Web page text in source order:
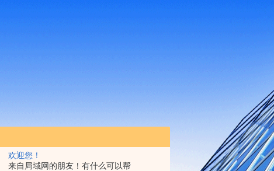
欢迎您！
来自局域网的朋友！有什么可以帮